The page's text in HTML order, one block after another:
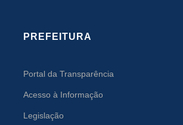
PREFEITURA
Portal da Transparência
Acesso à Informação
Legislação